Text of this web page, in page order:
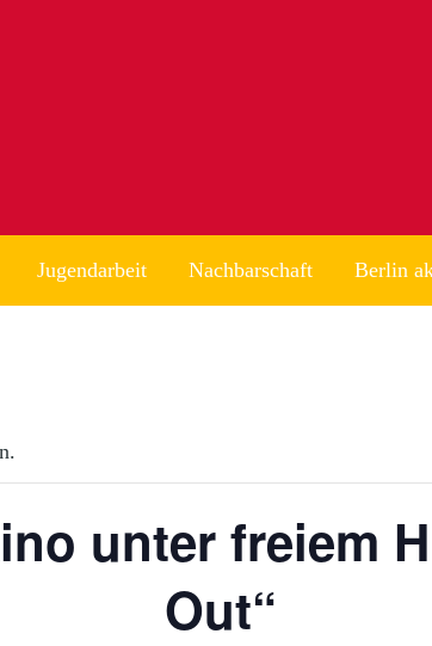
Jugendarbeit Nachbarschaft Berlin
unter freiem
Out“